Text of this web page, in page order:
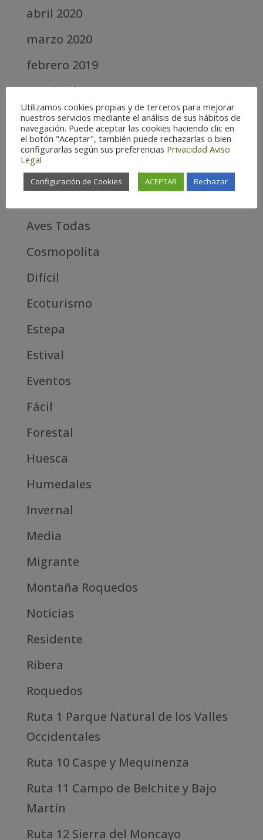
abril 2020
marzo 2020
febrero 2019
septiembre 2018
Categories
Alta
Alta Montaña
Aves Todas
Cosmopolita
Difícil
Ecoturismo
Estepa
Estival
Eventos
Fácil
Forestal
Huesca
Humedales
Invernal
Media
Migrante
Montaña Roquedos
Noticias
Residente
Ribera
Roquedos
Ruta 1 Parque Natural de los Valles
Occidentales
Ruta 10 Caspe y Mequinenza
Ruta 11 Campo de Belchite y Bajo
Martín
Ruta 12 Sierra del Moncayo
Utilizamos cookies propias y de terceros para mejorar
nuestros servicios mediante el análisis de sus hábitos de
navegación. Puede aceptar las cookies haciendo clic en
el botón "Aceptar", también puede rechazarlas o bien
configurarlas según sus preferencias Privacidad Aviso
Legal
Configuración de Cookies ACEPTAR Rechazar